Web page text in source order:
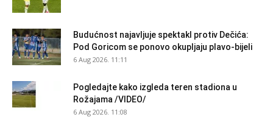
Budućnost najavljuje spektakl protiv Dečića:
Pod Goricom se ponovo okupljaju plavo-bijeli
6 Aug 2026. 11:11
Pogledajte kako izgleda teren stadiona u
Rožajama /VIDEO/
6 Aug 2026. 11:08